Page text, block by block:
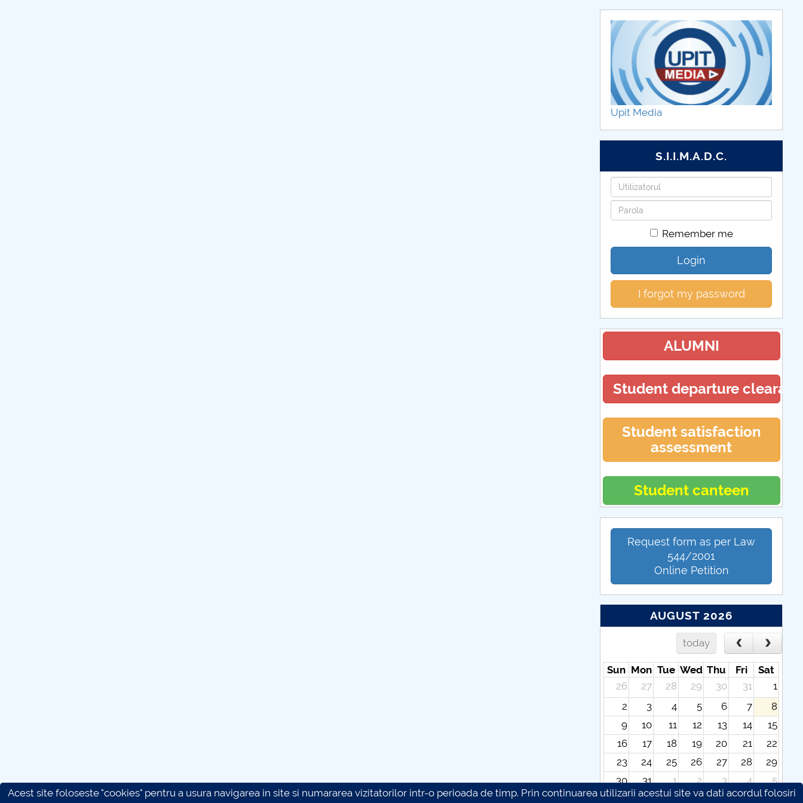
Upit Media
S.I.I.M.A.D.C.
Username
Password
Remember me
Login
I forgot my password
ALUMNI
Student departure
Student satisfaction
assessment
Student canteen
Request form as per Law
544/2001
Online Petition
AUGUST 2026
today
Sun Mon Tue Wed Thu Fri
Sat
26
27 28 29 30 31
1
2
3 4 5 6 7
8
9
10 11 12 13 14
15
16
17 18 19 20 21
22
23
24 25 26 27 28
29
30
31 1 2 3 4
5
Acest site foloseste "cookies" pentru a usura navigarea in site si numararea vizitatorilor intr-o perioada de timp. Prin continuarea utilizarii acestui site va dati acordul folosiri